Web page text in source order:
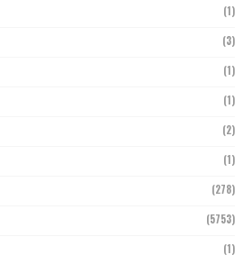
(1)
(3)
(1)
(1)
(2)
(1)
(278)
(5753)
(1)